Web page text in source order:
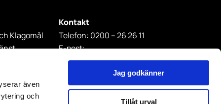
även
och
Jag godkänner
Tillåt urval
Klagomål
Kontakt
Telefon: 0200 – 26 26 11
E-post:
Anmälan till nyhetsbrev